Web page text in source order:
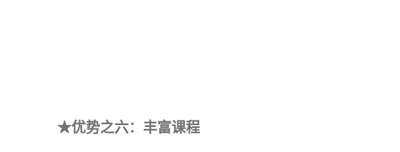
★优势之六：丰富课程